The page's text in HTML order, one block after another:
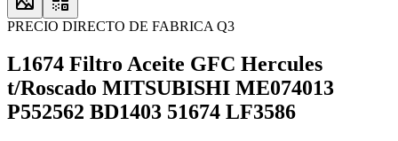
PRECIO DIRECTO DE FABRICA Q3
L1674 Filtro Aceite GFC Hercules
t/Roscado MITSUBISHI ME074013
P552562 BD1403 51674 LF3586